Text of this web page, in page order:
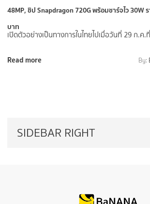
48MP, ชิป Snapdragon 720G พร้อมชาร์จไว 30W
บาท
เปิดตัวอย่างเป็นทางการในไทยไปเมื่อวันที่ 29 ก.ค
Read more By:
SIDEBAR RIGHT